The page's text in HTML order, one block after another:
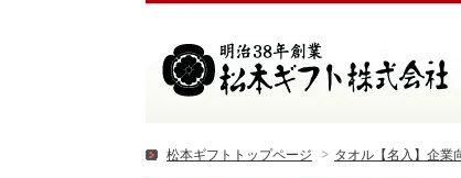
松本ギフトトップページ > タオル【名入】企業